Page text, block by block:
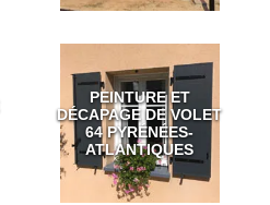
PEINTURE ET
DÉCAPAGE DE VOLET
64 PYRÉNÉES-
ATLANTIQUES